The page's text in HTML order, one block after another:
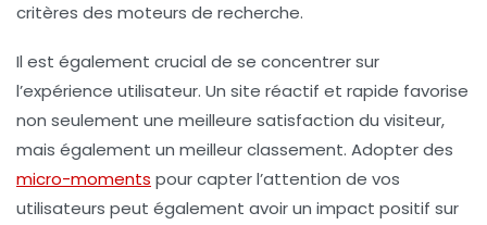
critères des moteurs de recherche.
Il est également crucial de se concentrer sur
l’expérience utilisateur. Un site réactif et rapide favorise
non seulement une meilleure satisfaction du visiteur,
mais également un meilleur classement. Adopter des
micro-moments pour capter l’attention de vos
utilisateurs peut également avoir un impact positif sur